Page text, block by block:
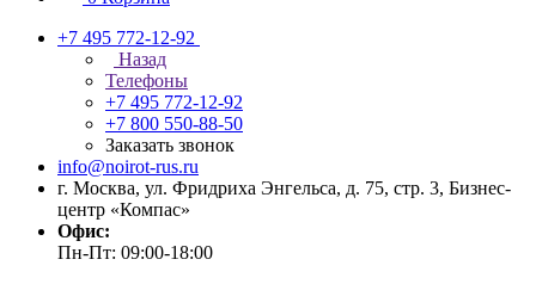
+7 495 772-12-92
Назад
Телефоны
+7 495 772-12-92
+7 800 550-88-50
Заказать звонок
info@noirot-rus.ru
г. Москва, ул. Фридриха Энгельса, д. 75, стр. 3, Бизнес-
центр «Компас»
Офис:
Пн-Пт: 09:00-18:00